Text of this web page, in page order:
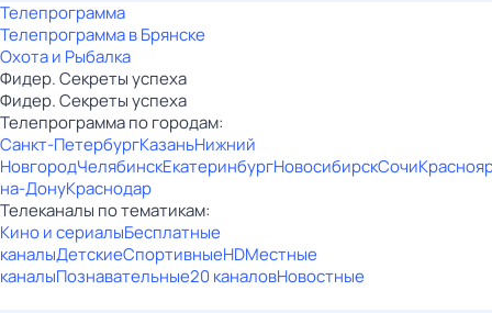
Телепрограмма
Телепрограмма в Брянске
Охота и Рыбалка
Фидер. Секреты успеха
Фидер. Секреты успеха
Телепрограмма по городам:
Санкт-ПетербургКазаньНижний
НовгородЧелябинскЕкатеринбургНовосибирскСочи
на-ДонуКраснодар
Телеканалы по тематикам:
Кино и сериалыБесплатные
каналыДетскиеСпортивныеHDМестные
каналыПознавательные20 каналовНовостные